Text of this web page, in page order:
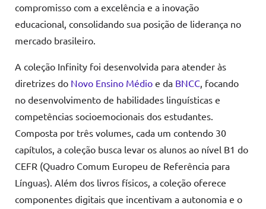
compromisso com a excelência e a inovação
educacional, consolidando sua posição de liderança no
mercado brasileiro.
A coleção Infinity foi desenvolvida para atender às
diretrizes do Novo Ensino Médio e da BNCC , focando
no desenvolvimento de habilidades linguísticas e
competências socioemocionais dos estudantes.
Composta por três volumes, cada um contendo 30
capítulos, a coleção busca levar os alunos ao nível B1 do
CEFR (Quadro Comum Europeu de Referência para
Línguas). Além dos livros físicos, a coleção oferece
componentes digitais que incentivam a autonomia e o